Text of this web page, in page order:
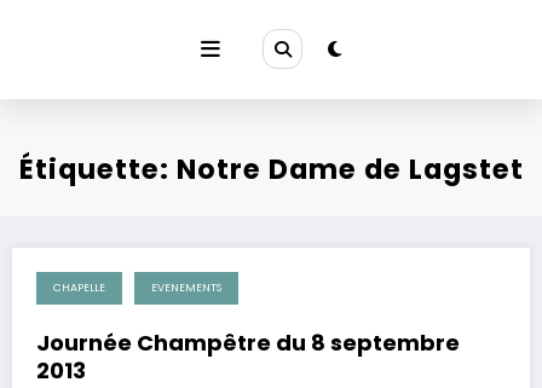
Étiquette: Notre Dame de Lagstet
25 juillet 2013
CHAPELLE EVENEMENTS
Journée Champêtre du 8 septembre
2013